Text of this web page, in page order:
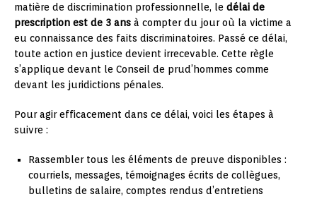
matière de discrimination professionnelle, le délai de
prescription est de 3 ans à compter du jour où la victime a
eu connaissance des faits discriminatoires. Passé ce délai,
toute action en justice devient irrecevable. Cette règle
s’applique devant le Conseil de prud’hommes comme
devant les juridictions pénales.
Pour agir efficacement dans ce délai, voici les étapes à
suivre :
Rassembler tous les éléments de preuve disponibles :
courriels, messages, témoignages écrits de collègues,
bulletins de salaire, comptes rendus d’entretiens